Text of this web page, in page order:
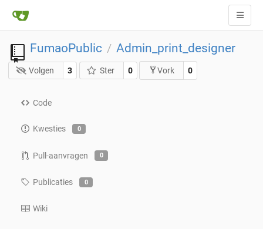
FumaoPublic / Admin_print_designer
Volgen 3 Ster 0 Vork 0
Code
Kwesties 0
Pull-aanvragen 0
Publicaties 0
Wiki